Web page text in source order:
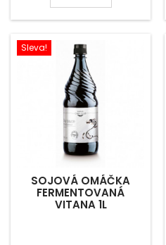
Sleva!
SOJOVÁ OMÁČKA
FERMENTOVANÁ
VITANA 1L